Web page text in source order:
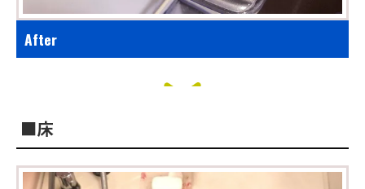
After
■床